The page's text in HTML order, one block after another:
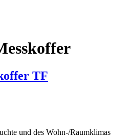
TF
und des Wohn-/Raumklimas